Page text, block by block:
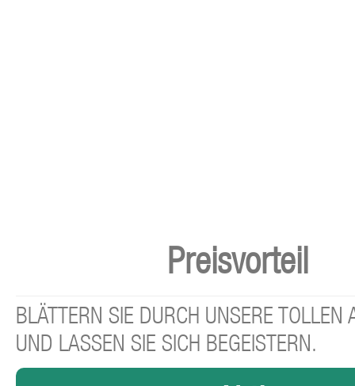
Preisvorteil
BLÄTTERN SIE DURCH UNSERE TOLLEN
UND LASSEN SIE SICH BEGEISTERN.